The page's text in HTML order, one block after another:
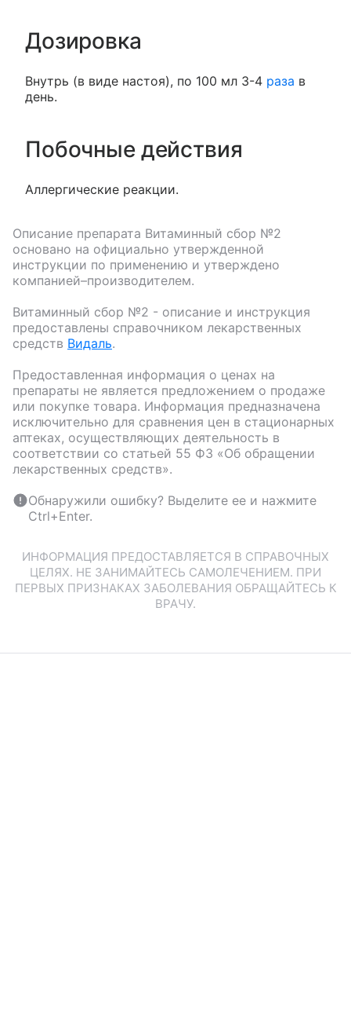
Дозировка
Внутрь (в виде настоя), по 100 мл 3-4 раза в
день.
Побочные действия
Аллергические реакции.
Описание препарата Витаминный сбор №2
основано на официально утвержденной
инструкции по применению и утверждено
компанией–производителем.
Витаминный сбор №2 - описание и инструкция
предоставлены справочником лекарственных
средств Видаль.
Предоставленная информация о ценах на
препараты не является предложением о продаже
или покупке товара. Информация предназначена
исключительно для сравнения цен в стационарных
аптеках, осуществляющих деятельность в
соответствии со статьей 55 ФЗ «Об обращении
лекарственных средств».
Обнаружили ошибку? Выделите ее и нажмите
Ctrl+Enter.
ИНФОРМАЦИЯ ПРЕДОСТАВЛЯЕТСЯ В СПРАВОЧНЫХ
ЦЕЛЯХ. НЕ ЗАНИМАЙТЕСЬ САМОЛЕЧЕНИЕМ. ПРИ
ПЕРВЫХ ПРИЗНАКАХ ЗАБОЛЕВАНИЯ ОБРАЩАЙТЕСЬ К
ВРАЧУ.